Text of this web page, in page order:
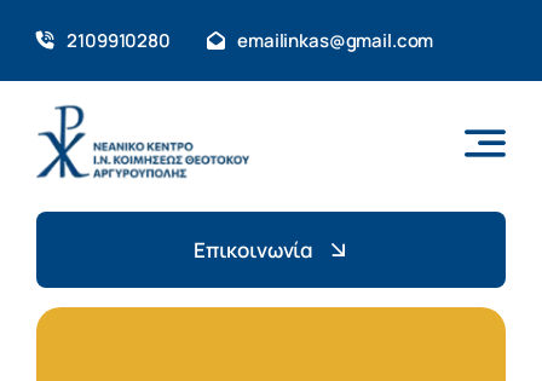
content
2109910280 emailinkas@gmail.com
Επικοινωνία